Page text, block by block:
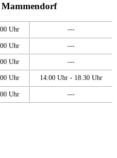
Mammendorf
Uhr ---
Uhr ---
Uhr ---
Uhr 14:00 Uhr - 18:30 Uhr
Uhr ---